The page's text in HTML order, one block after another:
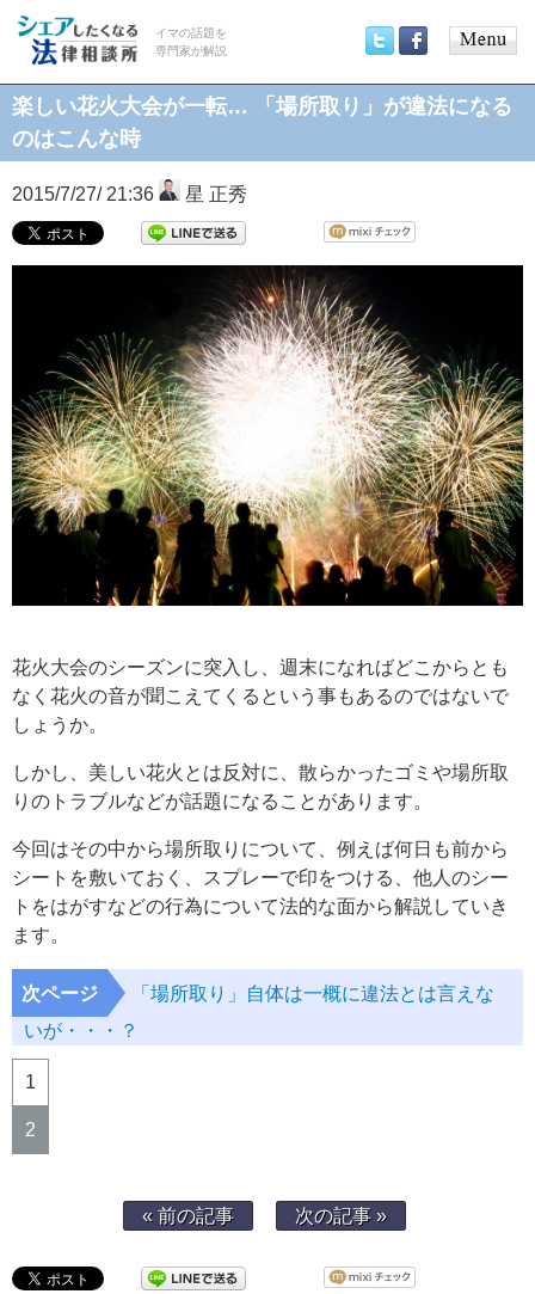
イマの話題を
専門家が解説
menu
楽しい花火大会が一転… 「場所取り」が違法になる
のはこんな時
2015/7/27/ 21:36 星 正秀
花火大会のシーズンに突入し、週末になればどこからとも
なく花火の音が聞こえてくるという事もあるのではないで
しょうか。
しかし、美しい花火とは反対に、散らかったゴミや場所取
りのトラブルなどが話題になることがあります。
今回はその中から場所取りについて、例えば何日も前から
シートを敷いておく、スプレーで印をつける、他人のシー
トをはがすなどの行為について法的な面から解説していき
ます。
次ページ
「場所取り」自体は一概に違法とは言えな
いが・・・？
1
2
« 前の記事 次の記事 »